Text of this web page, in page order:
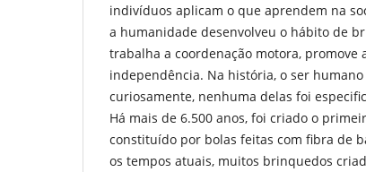
indivíduos aplicam o que aprendem na
a humanidade desenvolveu o hábito de
trabalha a coordenação motora, promove
independência. Na história, o ser
curiosamente, nenhuma delas foi
Há mais de 6.500 anos, foi criado o
constituído por bolas feitas com fibra de
os tempos atuais, muitos brinquedos